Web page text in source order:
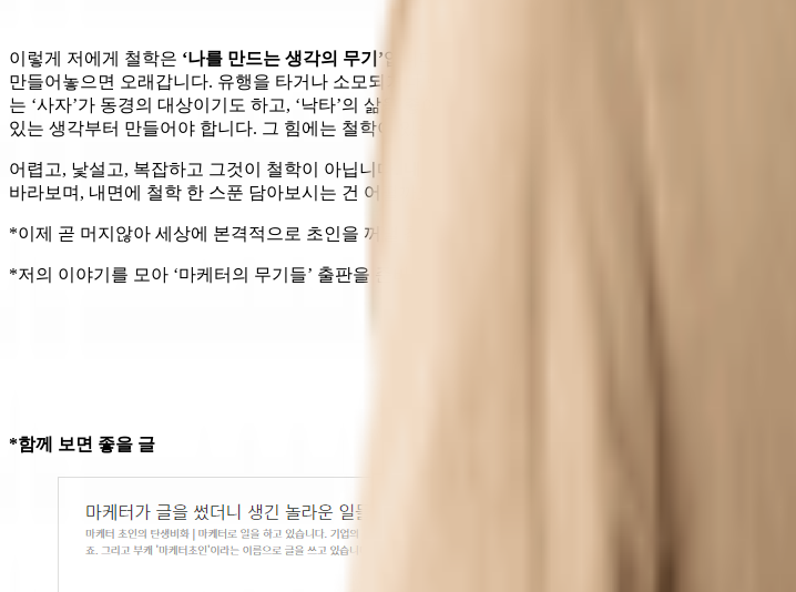
이렇게 저에게 철학은 ‘나를 만드는 생각의 무기’입니다. 생각이 무기이기 때문에 겉으로 드러나지
만들어놓으면 오래갑니다. 유행을 타거나 소모되거나 변화하지 않습니다. 철학을 삶을 대하는 태도
는 ‘사자’가 동경의 대상이기도 하고, ‘낙타’의 삶을 좋아할 수도 있습니다. 하지만 중요한 것은 그
있는 생각부터 만들어야 합니다. 그 힘에는 철학이 있습니다.
어렵고, 낯설고, 복잡하고 그것이 철학이 아닙니다.
바라보며, 내면에 철학 한 스푼 담아보시는 건 어떨까요? 어려워도 걱정 마시기 바랍니다. 초인이 계
*이제 곧 머지않아 세상에 본격적으로 초인을 꺼낼 참입니다. 그동안 모아놓은 무기들 가득 담아보겠
*저의 이야기를 모아 ‘마케터의 무기들’ 출판을 준비하고 있습니다. 기대해 주시기 바랍니다.
*함께 보면 좋을 글